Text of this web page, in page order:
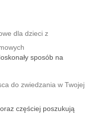
dla dzieci z
sposób na
do zwiedzania w Twojej
częściej poszukują